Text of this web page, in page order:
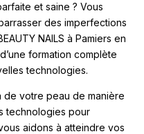
et saine ? Vous
des imperfections
NAILS à Pamiers en
formation complète
technologies.
votre peau de manière
technologies pour
aidons à atteindre vos